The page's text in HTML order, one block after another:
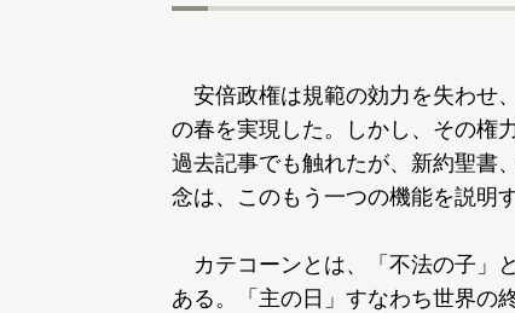
安倍政権は規範の効力を失わせ
の春を実現した。しかし、その権
過去記事でも触れたが、新約聖書
念は、このもう一つの機能を説明
カテコーンとは、「不法の子」
ある。「主の日」すなわち世界の